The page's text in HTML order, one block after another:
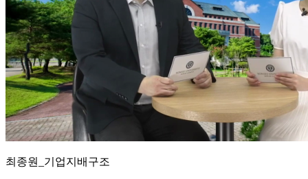
최종원_기업지배구조